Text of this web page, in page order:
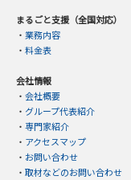
まるごと支援（全国対応）
・ 業務内容
・ 料金表
会社情報
・ 会社概要
・ グループ代表紹介
・ 専門家紹介
・ アクセスマップ
・ お問い合わせ
・ 取材などのお問い合わせ